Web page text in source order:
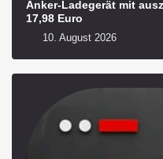
Anker-Ladegerät mit
17,98 Euro
10. August 2026